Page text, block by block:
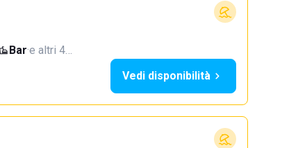
Bar·e altri 4…
Vedi disponibilità